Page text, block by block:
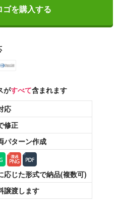
ゴを購入する
がすべて含まれます
応
修正
パターン作成
応じた形式で納品(複数可)
譲渡します